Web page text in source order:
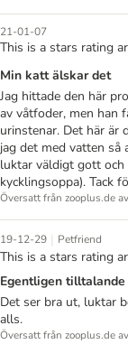
21-01-07
This is a stars rating
Min katt älskar det
Jag hittade den här
av våtfoder, men han
urinstenar. Det här är
jag det med vatten
luktar väldigt gott
kycklingsoppa). Tack
Översatt från zooplus.de
19-12-29 | Petfriend
This is a stars rating
Egentligen tilltalande
Det ser bra ut, luktar
alls.
Översatt från zooplus.de